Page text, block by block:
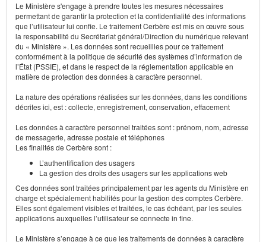
Le Ministère s'engage à prendre toutes les mesures nécessaires
permettant de garantir la protection et la confidentialité des informations
que l’utilisateur lui confie. Le traitement Cerbère est mis en œuvre sous
la responsabilité du Secrétariat général/Direction du numérique relevant
du « Ministère ». Les données sont recueillies pour ce traitement
conformément à la politique de sécurité des systèmes d’information de
l’État (PSSIE), et dans le respect de la réglementation applicable en
matière de protection des données à caractère personnel.
La nature des opérations réalisées sur les données, dans les conditions
décrites ici, est : collecte, enregistrement, conservation, effacement
Les données à caractère personnel traitées sont : prénom, nom, adresse
de messagerie, adresse postale et téléphones
Les finalités de Cerbère sont :
L’authentification des usagers
La gestion des droits des usagers sur les applications web
Ces données sont traitées principalement par les agents du Ministère en
charge et spécialement habilités pour la gestion des comptes Cerbère.
Elles sont également visibles et traitées, le cas échéant, par les seules
applications auxquelles l’utilisateur se connecte in fine.
Le Ministère s’engage à ce que les traitements de données à caractère